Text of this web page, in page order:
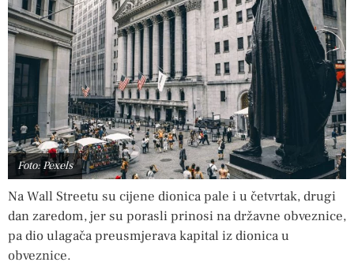
Foto: Pexels
Na Wall Streetu su cijene dionica pale i u četvrtak, drugi
dan zaredom, jer su porasli prinosi na državne obveznice,
pa dio ulagača preusmjerava kapital iz dionica u
obveznice.